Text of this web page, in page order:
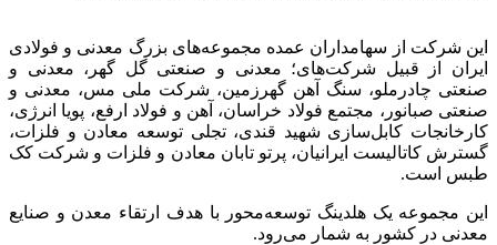
این شرکت از سهامداران عمده مجموعه‌های بزرگ معدنی و فولادی
ایران از قبیل شرکت‌های؛ معدنی و صنعتی گل گهر، معدنی و
صنعتی چادرملو، سنگ آهن گهرزمین، شرکت ملی مس، معدنی و
صنعتی صبانور، مجتمع فولاد خراسان، آهن و فولاد ارفع، پویا انرژی،
کارخانجات کابل‌سازی شهید قندی، تجلی توسعه معادن و فلزات،
گسترش کاتالیست ایرانیان، پرتو تابان معادن و فلزات و شرکت کک
طبس است.
این مجموعه یک هلدینگ توسعه‌محور با هدف ارتقاء معدن و صنایع
معدنی در کشور به شمار می‌رود.